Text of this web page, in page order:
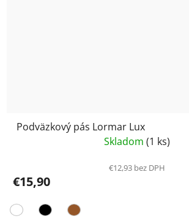
Podväzkový pás Lormar Lux
Skladom (1 ks)
€12,93 bez DPH
€15,90